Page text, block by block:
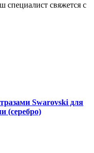
специалист свяжется с
Swarovski для
(серебро)